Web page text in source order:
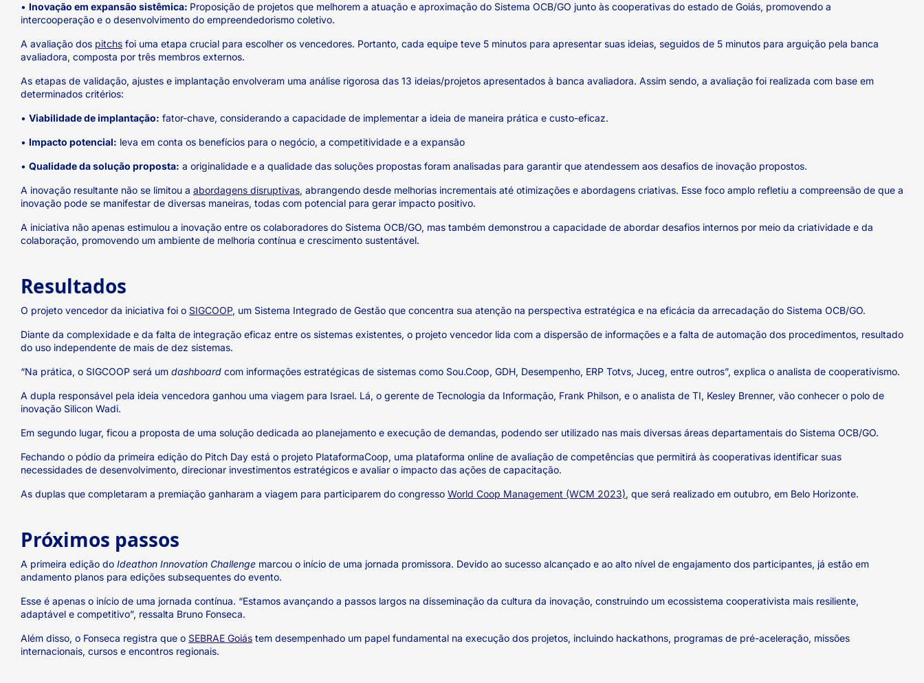
• Inovação em expansão sistêmica: Proposição de projetos que melhorem a atuação e aproximação do Sistema OCB/GO junto às cooperativas do estado de Goiás, promovendo a
intercooperação e o desenvolvimento do empreendedorismo coletivo.
A avaliação dos pitchs foi uma etapa crucial para escolher os vencedores. Portanto, cada equipe teve 5 minutos para apresentar suas ideias, seguidos de 5 minutos para arguição pela banca
avaliadora, composta por três membros externos.
As etapas de validação, ajustes e implantação envolveram uma análise rigorosa das 13 ideias/projetos apresentados à banca avaliadora. Assim sendo, a avaliação foi realizada com base em
determinados critérios:
• Viabilidade de implantação: fator-chave, considerando a capacidade de implementar a ideia de maneira prática e custo-eficaz.
• Impacto potencial: leva em conta os benefícios para o negócio, a competitividade e a expansão
• Qualidade da solução proposta: a originalidade e a qualidade das soluções propostas foram analisadas para garantir que atendessem aos desafios de inovação propostos.
A inovação resultante não se limitou a abordagens disruptivas, abrangendo desde melhorias incrementais até otimizações e abordagens criativas. Esse foco amplo refletiu a compreensão de que a
inovação pode se manifestar de diversas maneiras, todas com potencial para gerar impacto positivo.
A iniciativa não apenas estimulou a inovação entre os colaboradores do Sistema OCB/GO, mas também demonstrou a capacidade de abordar desafios internos por meio da criatividade e da
colaboração, promovendo um ambiente de melhoria contínua e crescimento sustentável.
Resultados
O projeto vencedor da iniciativa foi o SIGCOOP, um Sistema Integrado de Gestão que concentra sua atenção na perspectiva estratégica e na eficácia da arrecadação do Sistema OCB/GO.
Diante da complexidade e da falta de integração eficaz entre os sistemas existentes, o projeto vencedor lida com a dispersão de informações e a falta de automação dos procedimentos, resultado
do uso independente de mais de dez sistemas.
“Na prática, o SIGCOOP será um dashboard com informações estratégicas de sistemas como Sou.Coop, GDH, Desempenho, ERP Totvs, Juceg, entre outros”, explica o analista de cooperativismo.
A dupla responsável pela ideia vencedora ganhou uma viagem para Israel. Lá, o gerente de Tecnologia da Informação, Frank Philson, e o analista de TI, Kesley Brenner, vão conhecer o polo de
inovação Silicon Wadi.
Em segundo lugar, ficou a proposta de uma solução dedicada ao planejamento e execução de demandas, podendo ser utilizado nas mais diversas áreas departamentais do Sistema OCB/GO.
Fechando o pódio da primeira edição do Pitch Day está o projeto PlataformaCoop, uma plataforma online de avaliação de competências que permitirá às cooperativas identificar suas
necessidades de desenvolvimento, direcionar investimentos estratégicos e avaliar o impacto das ações de capacitação.
As duplas que completaram a premiação ganharam a viagem para participarem do congresso World Coop Management (WCM 2023), que será realizado em outubro, em Belo Horizonte.
Próximos passos
A primeira edição do Ideathon Innovation Challenge marcou o início de uma jornada promissora. Devido ao sucesso alcançado e ao alto nível de engajamento dos participantes, já estão em
andamento planos para edições subsequentes do evento.
Esse é apenas o início de uma jornada contínua. “Estamos avançando a passos largos na disseminação da cultura da inovação, construindo um ecossistema cooperativista mais resiliente,
adaptável e competitivo”, ressalta Bruno Fonseca.
Além disso, o Fonseca registra que o SEBRAE Goiás tem desempenhado um papel fundamental na execução dos projetos, incluindo hackathons, programas de pré-aceleração, missões
internacionais, cursos e encontros regionais.